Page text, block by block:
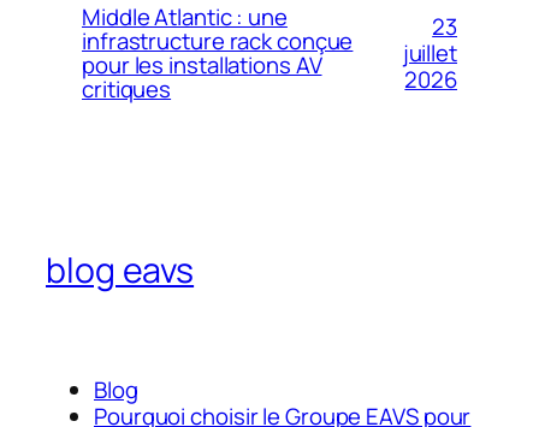
Middle Atlantic : une
infrastructure rack conçue
pour les installations AV
critiques
23
juillet
2026
blog eavs
Blog
Pourquoi choisir le Groupe EAVS pour